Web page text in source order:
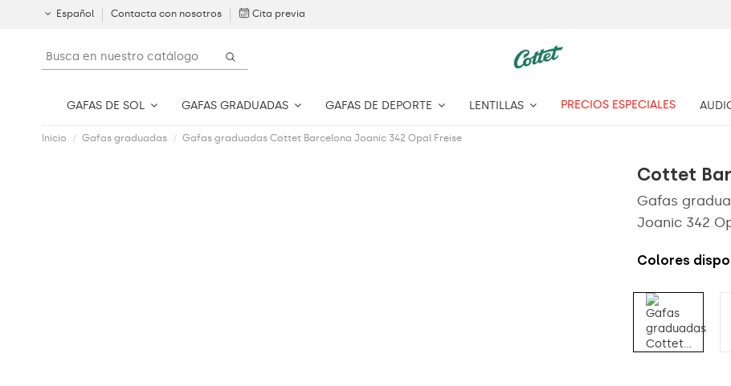
Español Contacta con nosotros Cita previa
GAFAS DE SOL GAFAS GRADUADAS GAFAS DE DEPORTE LENTILLAS PRECIOS ESPECIALES
Inicio Gafas graduadas Gafas graduadas Cottet Barcelona Joanic 342 Opal Freise
Cottet
Gafas
Joanic 342
Colores